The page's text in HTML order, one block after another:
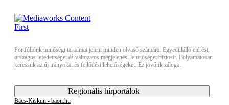
Portfóliónk minőségi tartalmat jelent minden olvasó számára. Egyedülálló elérést,
országos lefedettséget és változatos megjelenési lehetőséget biztosít. Folyamatosan
keressük az új irányokat és fejlődési lehetőségeket. Ez jövőnk záloga.
Regionális hírportálok
Bács-Kiskun - baon.hu